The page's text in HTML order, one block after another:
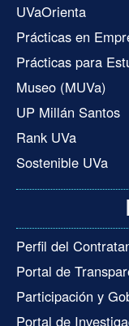
UVaOrienta
Prácticas en
Prácticas para
Museo (MUVa)
UP Millán Santos
Rank UVa
Sostenible UVa
Perfil del
Portal de
Participación y
Portal de